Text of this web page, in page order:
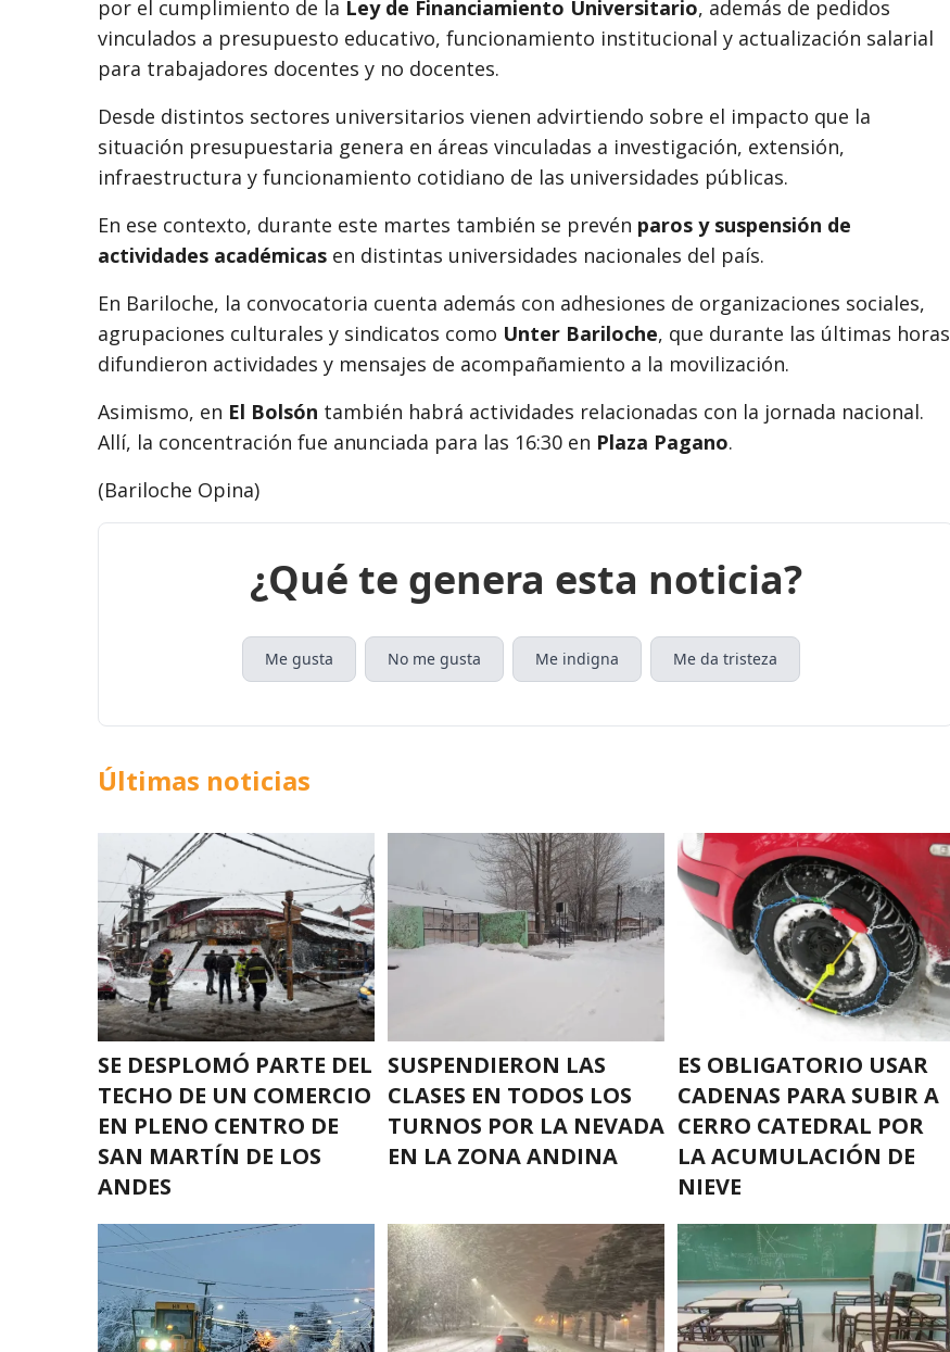
por el cumplimiento de la Ley de Financiamiento Universitario, además de pedidos
vinculados a presupuesto educativo, funcionamiento institucional y actualización salarial
para trabajadores docentes y no docentes.
Desde distintos sectores universitarios vienen advirtiendo sobre el impacto que la
situación presupuestaria genera en áreas vinculadas a investigación, extensión,
infraestructura y funcionamiento cotidiano de las universidades públicas.
En ese contexto, durante este martes también se prevén paros y suspensión de
actividades académicasen distintas universidades nacionales del país.
En Bariloche, la convocatoria cuenta además con adhesiones de organizaciones sociales,
agrupaciones culturales y sindicatos como Unter Bariloche, que durante las últimas horas
difundieron actividades y mensajes de acompañamiento a la movilización.
Asimismo, en El Bolsón también habrá actividades relacionadas con la jornada nacional.
Allí, la concentración fue anunciada para las 16:30 en Plaza Pagano.
(Bariloche Opina)
¿Qué te genera esta noticia?
Me gusta No me gusta Me indigna Me da tristeza
Últimas noticias
SE DESPLOMÓ PARTE DEL
TECHO DE UN COMERCIO
EN PLENO CENTRO DE
SAN MARTÍN DE LOS
ANDES
SUSPENDIERON LAS
CLASES EN TODOS LOS
TURNOS POR LA NEVADA
EN LA ZONA ANDINA
ES OBLIGATORIO USAR
CADENAS PARA SUBIR A
CERRO CATEDRAL POR
LA ACUMULACIÓN DE
NIEVE